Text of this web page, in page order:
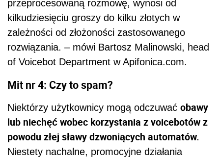
przeprocesowaną rozmowę, wynosi od
kilkudziesięciu groszy do kilku złotych w
zależności od złożoności zastosowanego
rozwiązania. – mówi Bartosz Malinowski, head
of Voicebot Department w Apifonica.com.
Mit nr 4: Czy to spam?
Niektórzy użytkownicy mogą odczuwać obawy
lub niechęć wobec korzystania z voicebotów z
powodu złej sławy dzwoniących automatów.
Niestety nachalne, promocyjne działania